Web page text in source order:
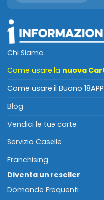
Chi Siamo
Come usare la nuova
Come usare il Buono 18APP
Blog
Vendici le tue carte
Servizio Caselle
Franchising
Diventa un reseller
Domande Frequenti